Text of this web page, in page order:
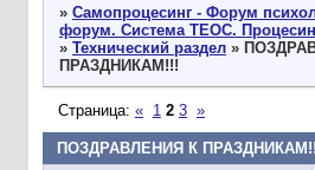
» Самопроцесинг - Форум
форум. Система ТЕОС.
» Технический раздел »
ПРАЗДНИКАМ!!!
ПОЗДРАВЛЕНИЯ К
Страница: « 1 2 3 »